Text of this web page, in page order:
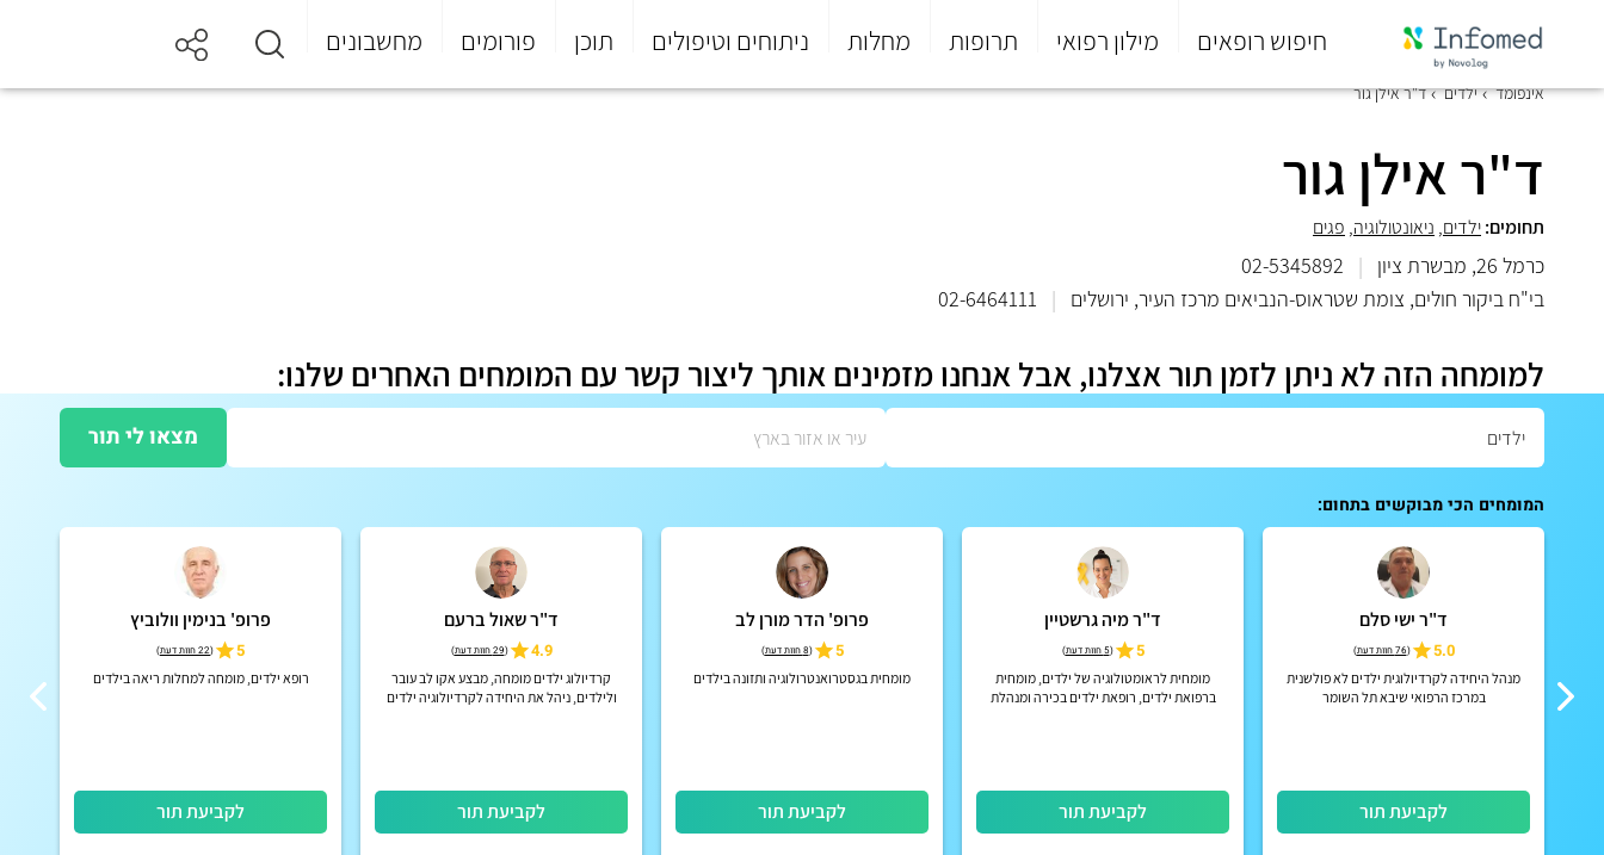
חיפוש רופאים מילון רפואי תרופות מחלות ניתוחים וטיפולים תוכן פורומים מחשבונים
סוף
אינפומד ילדים ד"ר אילן גור
ד"ר אילן גור
תחומים:ילדים, ניאונטולוגיה, פגים
כרמל 26, מבשרת ציון |
02-5345892
בי"ח ביקור חולים, צומת שטראוס-הנביאים מרכז העיר, ירושלים
|
02-6464111
למומחה הזה לא ניתן לזמן תור אצלנו, אבל אנחנו מזמינים אותך ליצור קשר עם המומחים האחרים שלנו:
מצאו לי תור
המומחים הכי מבוקשים בתחום:
ד"ר ישי סלם
5.0
(76 חוות דעת )
מנהל היחידה לקרדיולוגית ילדים לא פולשנית
במרכז הרפואי שיבא תל השומר
לקביעת תור
ד"ר מיה גרשטיין
5
(5 חוות דעת )
מומחית לראומטולוגיה של ילדים, מומחית
ברפואת ילדים, רופאת ילדים בכירה ומנהלת
לקביעת תור
פרופ' הדר מורן לב
5
(8 חוות דעת )
מומחית בגסטרואנטרולוגיה ותזונה בילדים
לקביעת תור
ד"ר שאול ברעם
4.9
(29 חוות דעת )
קרדיולוג ילדים מומחה, מבצע אקו לב עובר
ולילדים, ניהל את היחידה לקרדיולוגיה ילדים
לקביעת תור
פרופ' בנימין וולוביץ
5
(22 חוות דעת )
רופא ילדים, מומחה למחלות ריאה בילדים
לקביעת תור